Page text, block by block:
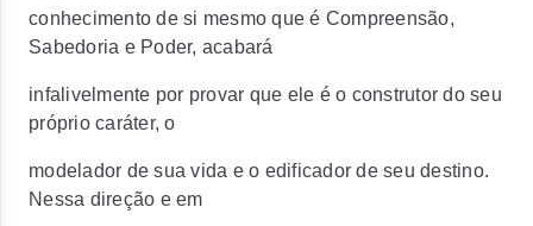
conhecimento de si mesmo que é Compreensão,
Sabedoria e Poder, acabará
infalivelmente por provar que ele é o construtor do seu
próprio caráter, o
modelador de sua vida e o edificador de seu destino.
Nessa direção e em